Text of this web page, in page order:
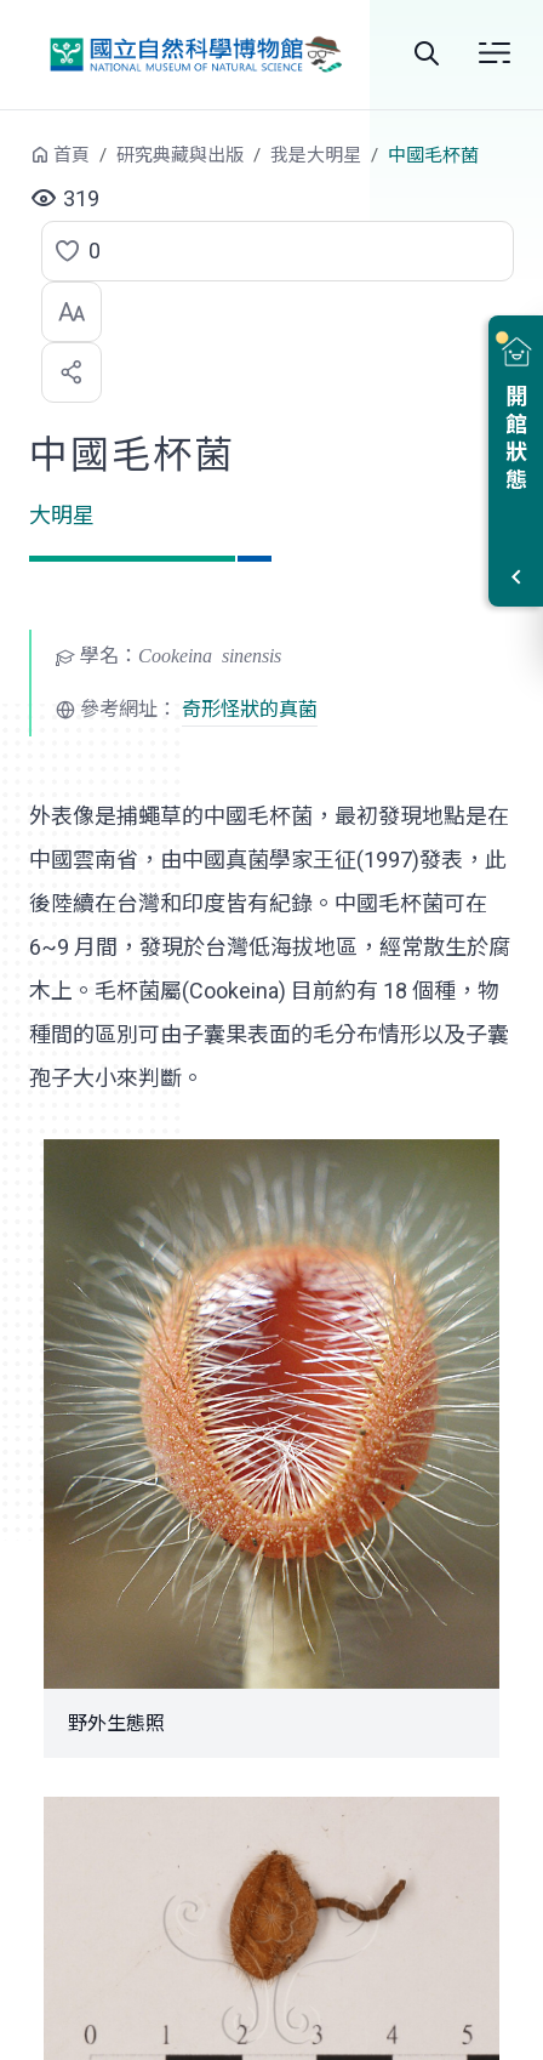
站
尋
開館狀態
首頁 研究典藏與出版 我是大明星 中國毛杯菌
319
點
選
喜
歡
0
中國毛杯菌
大明星
學名： Cookeina sinensis
參考網址： 奇形怪狀的真菌
外表像是捕蠅草的中國毛杯菌，最初發現地點是在
中國雲南省，由中國真菌學家王征(1997)發表，此
後陸續在台灣和印度皆有紀錄。中國毛杯菌可在
6~9 月間，發現於台灣低海拔地區，經常散生於腐
木上。毛杯菌屬(Cookeina) 目前約有 18 個種，物
種間的區別可由子囊果表面的毛分布情形以及子囊
孢子大小來判斷。
野外生態照